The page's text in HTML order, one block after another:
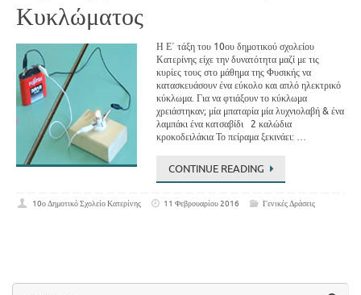
Κυκλώματος
Η Ε΄ τάξη του 10ου δημοτικού σχολείου
Κατερίνης είχε την δυνατότητα μαζί με τις
κυρίες τους στο μάθημα της Φυσικής να
κατασκευάσουν ένα εύκολο και απλό ηλεκτρικό
κύκλωμα. Για να φτιάξουν το κύκλωμα
χρειάστηκαν; μία μπαταρία μία λυχνιολαβή & ένα
λαμπάκι ένα κατσαβίδι 2 καλώδια
κροκοδειλάκια Το πείραμα ξεκινάει: …
CONTINUE READING
10ο Δημοτικό Σχολείο Κατερίνης 11 Φεβρουαρίου 2016 Γενικές Δράσεις